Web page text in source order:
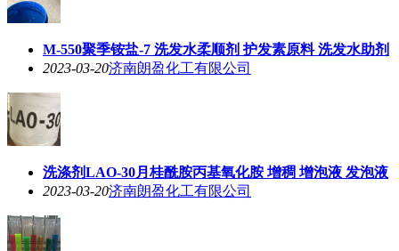
M-550聚季铵盐-7 洗发水柔顺剂 护发素原料 洗发水助剂
2023-03-20济南朗盈化工有限公司
洗涤剂LAO-30月桂酰胺丙基氧化胺 增稠 增泡液 发泡液
2023-03-20济南朗盈化工有限公司